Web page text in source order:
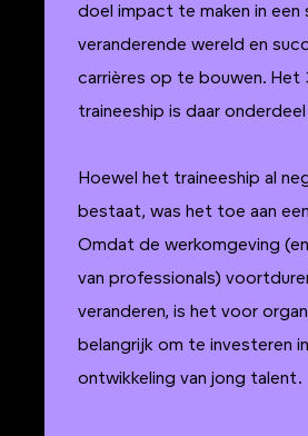
doel impact te maken in een
veranderende wereld en
carrières op te bouwen. Het
traineeship is daar onderdeel
Hoewel het traineeship al
bestaat, was het toe aan
Omdat de werkomgeving
van professionals)
veranderen, is het voor
belangrijk om te investeren
ontwikkeling van jong talent.